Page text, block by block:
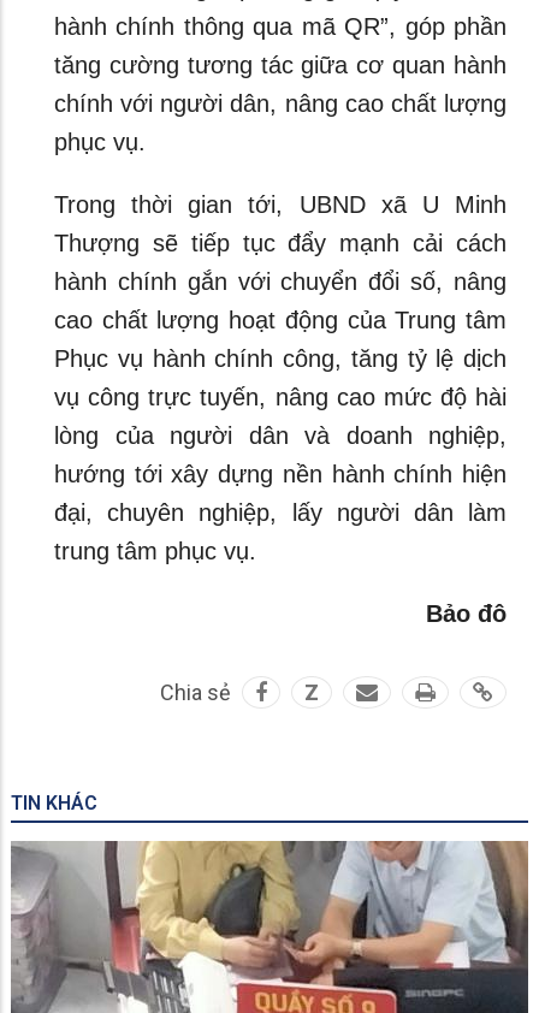
hành chính thông qua mã QR”, góp phần
tăng cường tương tác giữa cơ quan hành
chính với người dân, nâng cao chất lượng
phục vụ.
Trong thời gian tới, UBND xã U Minh
Thượng sẽ tiếp tục đẩy mạnh cải cách
hành chính gắn với chuyển đổi số, nâng
cao chất lượng hoạt động của Trung tâm
Phục vụ hành chính công, tăng tỷ lệ dịch
vụ công trực tuyến, nâng cao mức độ hài
lòng của người dân và doanh nghiệp,
hướng tới xây dựng nền hành chính hiện
đại, chuyên nghiệp, lấy người dân làm
trung tâm phục vụ.
Bảo đô
Chia sẻ Z
TIN KHÁC